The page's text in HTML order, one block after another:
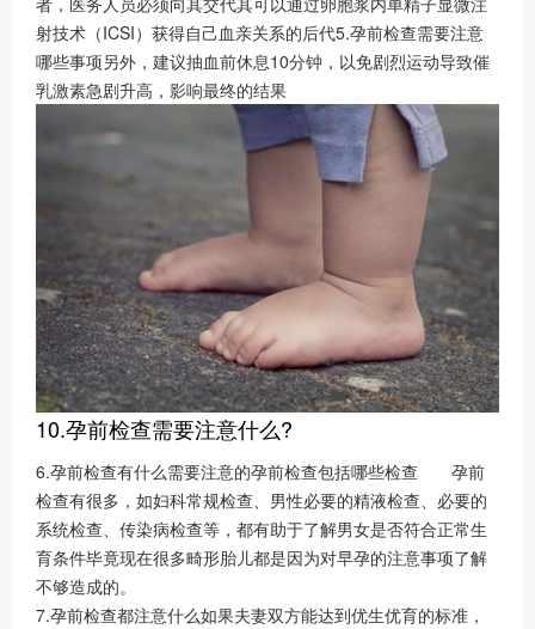
射技术（ICSI）获得自己血亲关系的后代5.孕前检查需要注意
哪些事项另外，建议抽血前休息10分钟，以免剧烈运动导致催
乳激素急剧升高，影响最终的结果
10.孕前检查需要注意什么?
6.孕前检查有什么需要注意的孕前检查包括哪些检查 孕前
检查有很多，如妇科常规检查、男性必要的精液检查、必要的
系统检查、传染病检查等，都有助于了解男女是否符合正常生
育条件毕竟现在很多畸形胎儿都是因为对早孕的注意事项了解
不够造成的。
7.孕前检查都注意什么如果夫妻双方能达到优生优育的标准，